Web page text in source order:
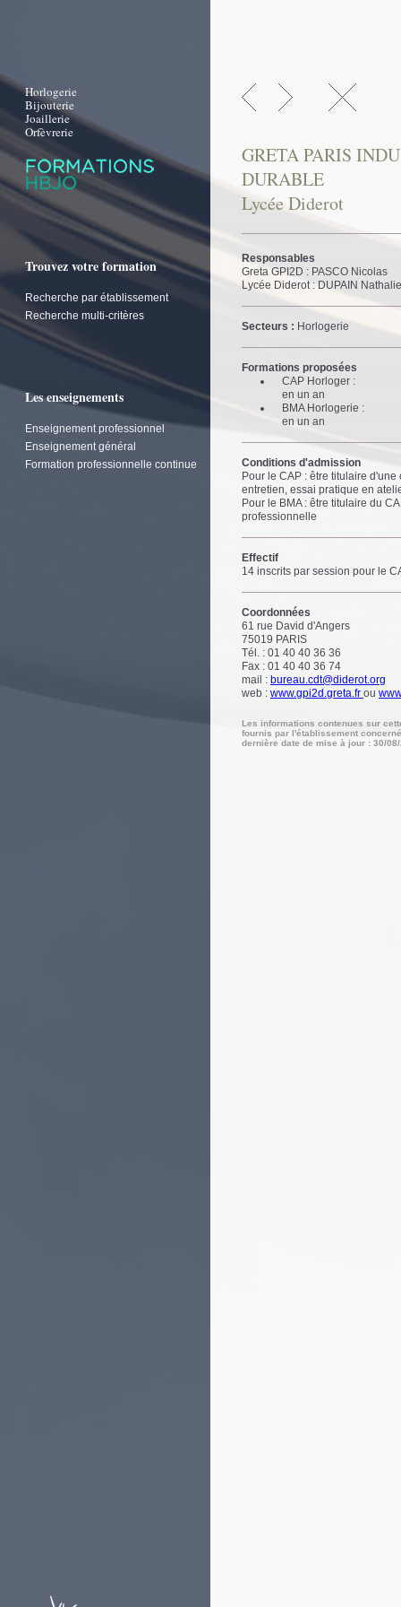
Horlogerie
Bijouterie
Joaillerie
Orfèvrerie
Trouvez votre formation
Recherche par établissement
Recherche multi-critères
Les enseignements
Enseignement professionnel
Enseignement général
Formation professionnelle continue
GRETA PARIS
DURABLE
Lycée Diderot
Responsables
Greta GPI2D : PASCO Nicolas
Lycée Diderot : DUPAIN Nathalie
Secteurs : Horlogerie
Formations proposées
CAP Horloger :
en un an
BMA Horlogerie :
en un an
Conditions d'admission
Pour le CAP : être titulaire
entretien, essai pratique en
Pour le BMA : être titulaire du
professionnelle
Effectif
14 inscrits par session pour le
Coordonnées
61 rue David d'Angers
75019 PARIS
Tél. : 01 40 40 36 36
Fax : 01 40 40 36 74
mail : bureau.cdt@diderot.org
web : www.gpi2d.greta.fr ou
Les informations contenues sur
fournis par l'établissement
dernière date de mise à jour : 30/